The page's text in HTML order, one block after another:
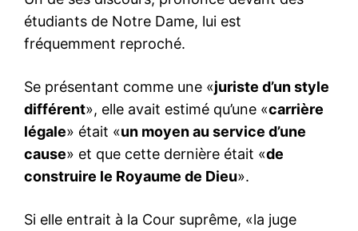
étudiants de Notre Dame, lui est
fréquemment reproché.
Se présentant comme une «juriste d’un style
différent», elle avait estimé qu’une «carrière
légale» était «un moyen au service d’une
cause» et que cette dernière était «de
construire le Royaume de Dieu».
Si elle entrait à la Cour suprême, «la juge